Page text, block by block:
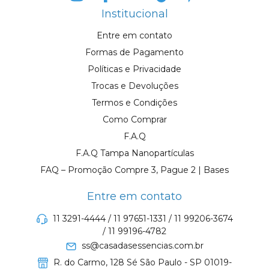
Institucional
Entre em contato
Formas de Pagamento
Políticas e Privacidade
Trocas e Devoluções
Termos e Condições
Como Comprar
F.A.Q
F.A.Q Tampa Nanopartículas
FAQ – Promoção Compre 3, Pague 2 | Bases
Entre em contato
11 3291-4444 / 11 97651-1331 / 11 99206-3674
/ 11 99196-4782
ss@casadasessencias.com.br
R. do Carmo, 128 Sé São Paulo - SP 01019-